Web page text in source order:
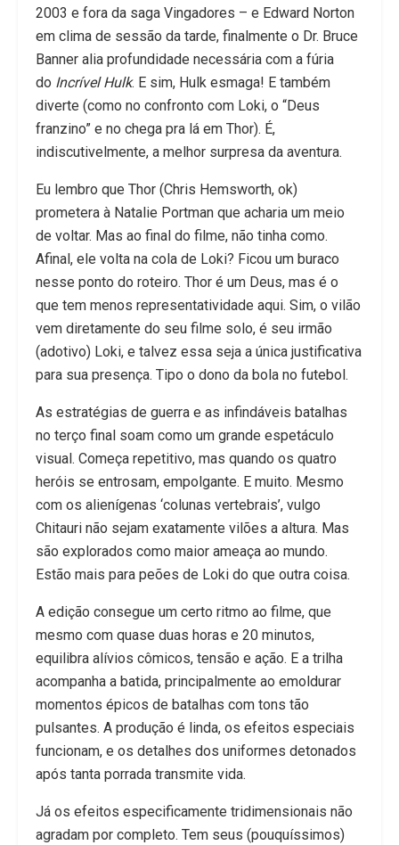
2003 e fora da saga Vingadores – e Edward Norton
em clima de sessão da tarde, finalmente o Dr. Bruce
Banner alia profundidade necessária com a fúria
do Incrível Hulk. E sim, Hulk esmaga! E também
diverte (como no confronto com Loki, o “Deus
franzino” e no chega pra lá em Thor). É,
indiscutivelmente, a melhor surpresa da aventura.
Eu lembro que Thor (Chris Hemsworth, ok)
prometera à Natalie Portman que acharia um meio
de voltar. Mas ao final do filme, não tinha como.
Afinal, ele volta na cola de Loki? Ficou um buraco
nesse ponto do roteiro. Thor é um Deus, mas é o
que tem menos representatividade aqui. Sim, o vilão
vem diretamente do seu filme solo, é seu irmão
(adotivo) Loki, e talvez essa seja a única justificativa
para sua presença. Tipo o dono da bola no futebol.
As estratégias de guerra e as infindáveis batalhas
no terço final soam como um grande espetáculo
visual. Começa repetitivo, mas quando os quatro
heróis se entrosam, empolgante. E muito. Mesmo
com os alienígenas ‘colunas vertebrais’, vulgo
Chitauri não sejam exatamente vilões a altura. Mas
são explorados como maior ameaça ao mundo.
Estão mais para peões de Loki do que outra coisa.
A edição consegue um certo ritmo ao filme, que
mesmo com quase duas horas e 20 minutos,
equilibra alívios cômicos, tensão e ação. E a trilha
acompanha a batida, principalmente ao emoldurar
momentos épicos de batalhas com tons tão
pulsantes. A produção é linda, os efeitos especiais
funcionam, e os detalhes dos uniformes detonados
após tanta porrada transmite vida.
Já os efeitos especificamente tridimensionais não
agradam por completo. Tem seus (pouquíssimos)